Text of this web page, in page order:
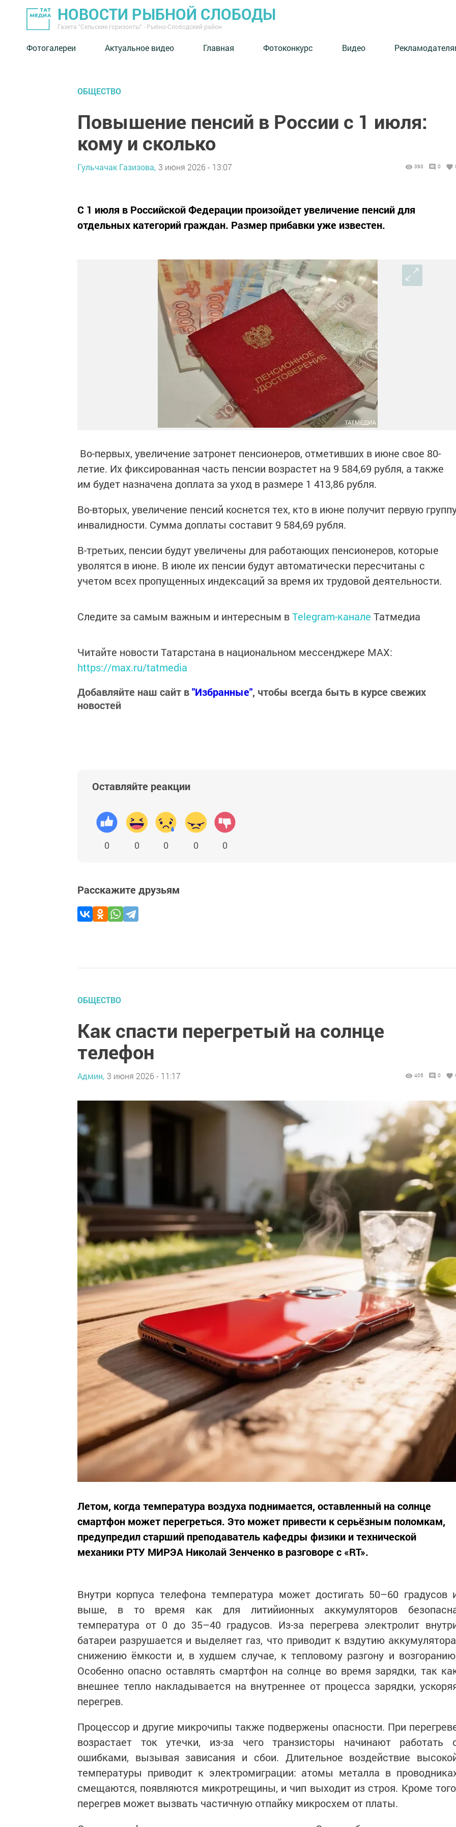
НОВОСТИ РЫБНОЙ СЛОБОДЫ
Газета "Сельские горизонты" - Рыбно-Слободский район
Фотогалереи Актуальное видео Главная Фотоконкурс Видео
ОБЩЕСТВО
Повышение пенсий в России с 1 июля:
кому и сколько
Гульчачак Газизова, 3 июня 2026 - 13:07 393 0
С 1 июля в Российской Федерации произойдет увеличение пенсий для
отдельных категорий граждан. Размер прибавки уже известен.
Во-первых, увеличение затронет пенсионеров, отметивших в июне свое 80-
летие. Их фиксированная часть пенсии возрастет на 9 584,69 рубля, а также
им будет назначена доплата за уход в размере 1 413,86 рубля.
Во-вторых, увеличение пенсий коснется тех, кто в июне получит первую
инвалидности. Сумма доплаты составит 9 584,69 рубля.
В-третьих, пенсии будут увеличены для работающих пенсионеров, которые
уволятся в июне. В июле их пенсии будут автоматически пересчитаны с
учетом всех пропущенных индексаций за время их трудовой деятельности.
Следите за самым важным и интересным вTelegram-канале Татмедиа
Читайте новости Татарстана в национальном мессенджере MАХ:
https://max.ru/tatmedia
Добавляйте наш сайт в"Избранные", чтобы всегда быть в курсе свежих
новостей
Оставляйте реакции
0 0 0 0 0
Расскажите друзьям
ОБЩЕСТВО
Как спасти перегретый на солнце
телефон
Админ, 3 июня 2026 - 11:17 405 0
Летом, когда температура воздуха поднимается, оставленный на солнце
смартфон может перегреться. Это может привести к серьёзным поломкам,
предупредил старший преподаватель кафедры физики и технической
механики РТУ МИРЭА Николай Зенченко в разговоре с «RT».
Внутри корпуса телефона температура может достигать 50–60 градусов
выше, в то время как для литийионных аккумуляторов
температура от 0 до 35–40 градусов. Из-за перегрева электролит
батареи разрушается и выделяет газ, что приводит к вздутию
снижению ёмкости и, в худшем случае, к тепловому разгону и
Особенно опасно оставлять смартфон на солнце во время зарядки, так
внешнее тепло накладывается на внутреннее от процесса зарядки,
перегрев.
Процессор и другие микрочипы также подвержены опасности. При
возрастает ток утечки, из-за чего транзисторы начинают работать
ошибками, вызывая зависания и сбои. Длительное воздействие
температуры приводит к электромиграции: атомы металла в
смещаются, появляются микротрещины, и чип выходит из строя. Кроме
перегрев может вызвать частичную отпайку микросхем от платы.